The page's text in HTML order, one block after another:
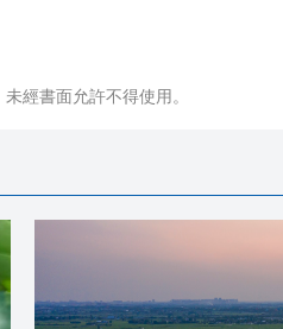
經書面允許不得使用。